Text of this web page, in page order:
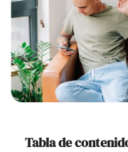
Ayuda
Cursos
Tabla de